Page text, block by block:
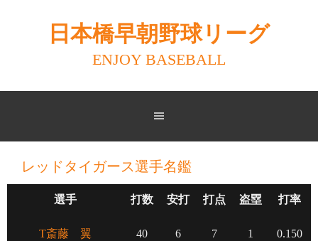
日本橋早朝野球リーグ
ENJOY BASEBALL
レッドタイガース選手名鑑
選手 打数 安打 打点 盗塁 打率
T斎藤 翼 40 6 7 1 0.150